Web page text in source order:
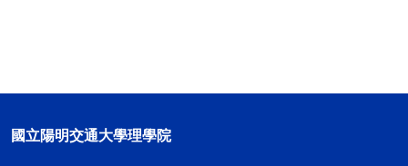
國立陽明交通大學理學院